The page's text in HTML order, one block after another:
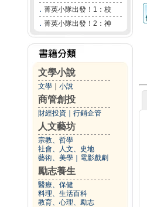
． 菁英小隊出發！1：校
． 菁英小隊出發！2：神
文學小說
文學 小說
商管創投
財經投資 行銷企管
人文藝坊
宗教、哲學
社會、人文、史地
藝術、美學
電影戲劇
勵志養生
醫療、保健
料理、生活百科
教育、心理、勵志